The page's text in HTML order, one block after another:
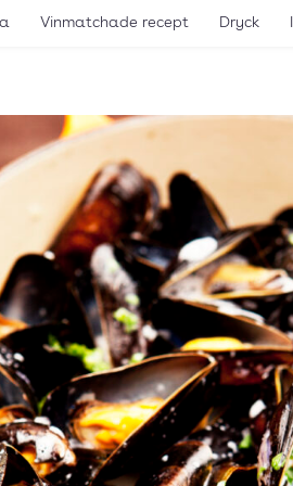
Vinmatchade recept Dryck